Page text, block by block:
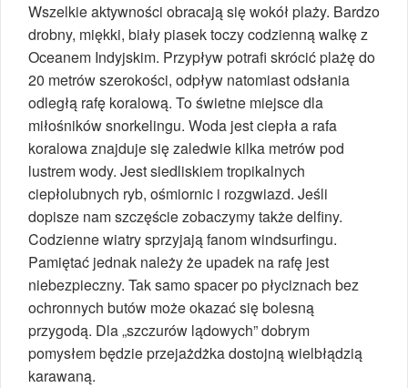
Wszelkie aktywności obracają się wokół plaży. Bardzo
drobny, miękki, biały piasek toczy codzienną walkę z
Oceanem Indyjskim. Przypływ potrafi skrócić plażę do
20 metrów szerokości, odpływ natomiast odsłania
odległą rafę koralową. To świetne miejsce dla
miłośników snorkelingu. Woda jest ciepła a rafa
koralowa znajduje się zaledwie kilka metrów pod
lustrem wody. Jest siedliskiem tropikalnych
ciepłolubnych ryb, ośmiornic i rozgwiazd. Jeśli
dopisze nam szczęście zobaczymy także delfiny.
Codzienne wiatry sprzyjają fanom windsurfingu.
Pamiętać jednak należy że upadek na rafę jest
niebezpieczny. Tak samo spacer po płyciznach bez
ochronnych butów może okazać się bolesną
przygodą. Dla „szczurów lądowych” dobrym
pomysłem będzie przejażdżka dostojną wielbłądzią
karawaną.